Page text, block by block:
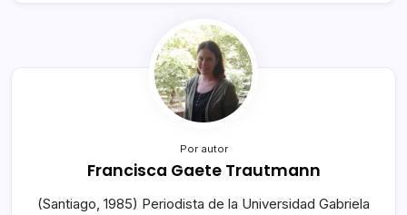
Por autor
Francisca Gaete Trautmann
(Santiago, 1985) Periodista de la Universidad Gabriela